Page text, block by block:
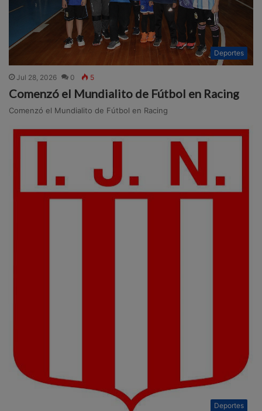
Deportes
Jul 28, 2026 0 5
Comenzó el Mundialito de Fútbol en Racing
Comenzó el Mundialito de Fútbol en Racing
Deportes